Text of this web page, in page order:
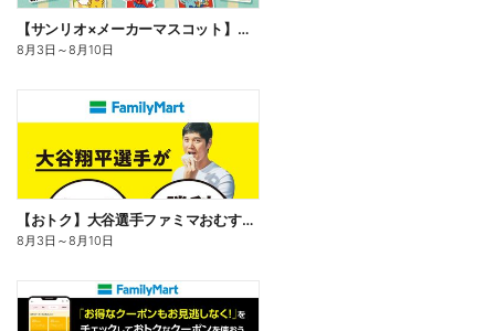
【サンリオ×メーカーマスコット】オリジナルグッズ貰える!
8月3日 ～8月10日
【おトク】大谷選手ファミマおむすび割
8月3日 ～8月10日